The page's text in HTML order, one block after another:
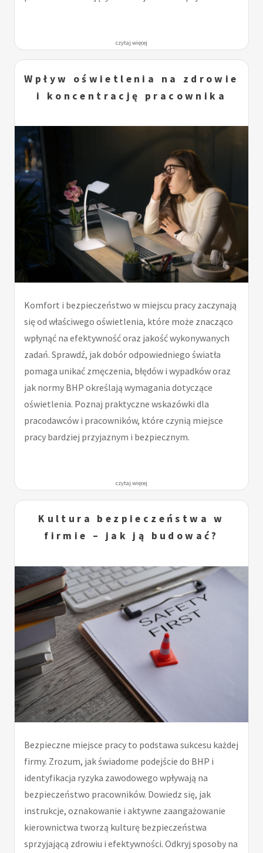
czytaj więcej
Wpływ oświetlenia na zdrowie
i koncentrację pracownika
Komfort i bezpieczeństwo w miejscu pracy zaczynają
się od właściwego oświetlenia, które może znacząco
wpłynąć na efektywność oraz jakość wykonywanych
zadań. Sprawdź, jak dobór odpowiedniego światła
pomaga unikać zmęczenia, błędów i wypadków oraz
jak normy BHP określają wymagania dotyczące
oświetlenia. Poznaj praktyczne wskazówki dla
pracodawców i pracowników, które czynią miejsce
pracy bardziej przyjaznym i bezpiecznym.
czytaj więcej
Kultura bezpieczeństwa w
firmie – jak ją budować?
Bezpieczne miejsce pracy to podstawa sukcesu każdej
firmy. Zrozum, jak świadome podejście do BHP i
identyfikacja ryzyka zawodowego wpływają na
bezpieczeństwo pracowników. Dowiedz się, jak
instrukcje, oznakowanie i aktywne zaangażowanie
kierownictwa tworzą kulturę bezpieczeństwa
sprzyjającą zdrowiu i efektywności. Odkryj sposoby na